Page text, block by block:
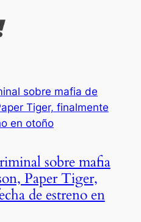
sobre mafia
Paper Tiger,
de estreno en